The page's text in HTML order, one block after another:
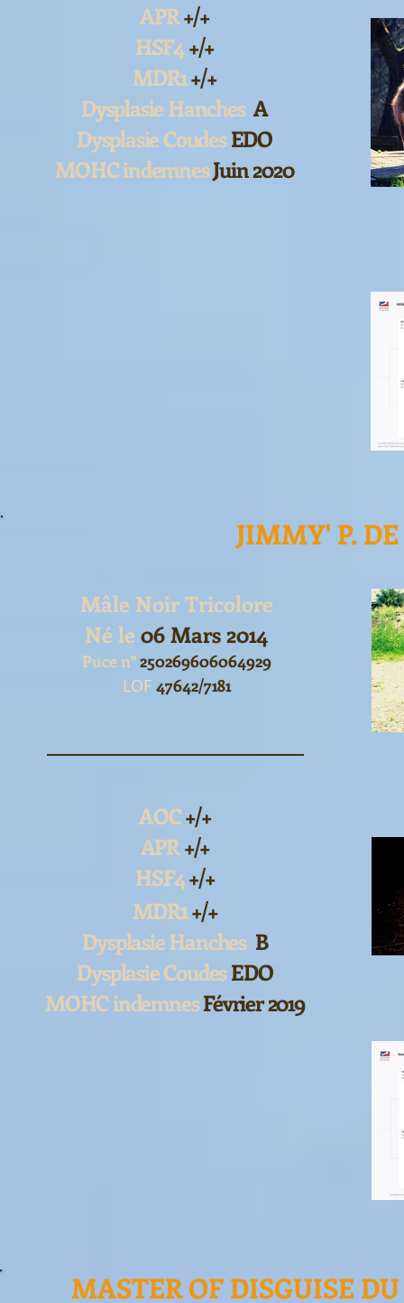
APR+/+
HSF4+/+
MDR1+/+
Dysplasie Hanches A
Dysplasie CoudesEDO
MOHC indemnesJuin 2020
JIMMY' P.
Mâle Noir Tricolore
Né le06 Mars 2014
Puce n°250269606064929
LOF 47642/7181
AOC+/+
APR+/+
HSF4+/+
MDR1+/+
Dysplasie Hanches B
Dysplasie CoudesEDO
MOHC indemnesFévrier 2019
MASTER OF DISGUISE